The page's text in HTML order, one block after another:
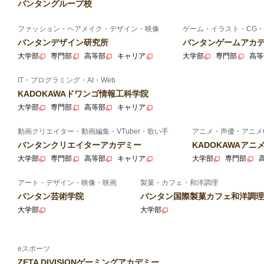
バンタングループ校
ファッション・ヘアメイク・デザイン・映像
バンタンデザイン研究所
大学部 専門部 高等部 キャリア
ゲーム・イラスト・CG
バンタンゲームアカ
大学部 専門部 高
IT・プログラミング・AI・Web
KADOKAWAドワンゴ情報工科学院
大学部 専門部 高等部 キャリア
動画クリエイター・動画編集・VTuber・歌い手
バンタンクリエイターアカデミー
大学部 専門部 高等部 キャリア
アニメ・声優・アニ
KADOKAWAアニ
大学部 専門部
アート・デザイン・映像・映画
バンタン芸術学院
大学部
製菓・カフェ・和洋調理
バンタン国際製菓カフェ和洋調
大学部
eスポーツ